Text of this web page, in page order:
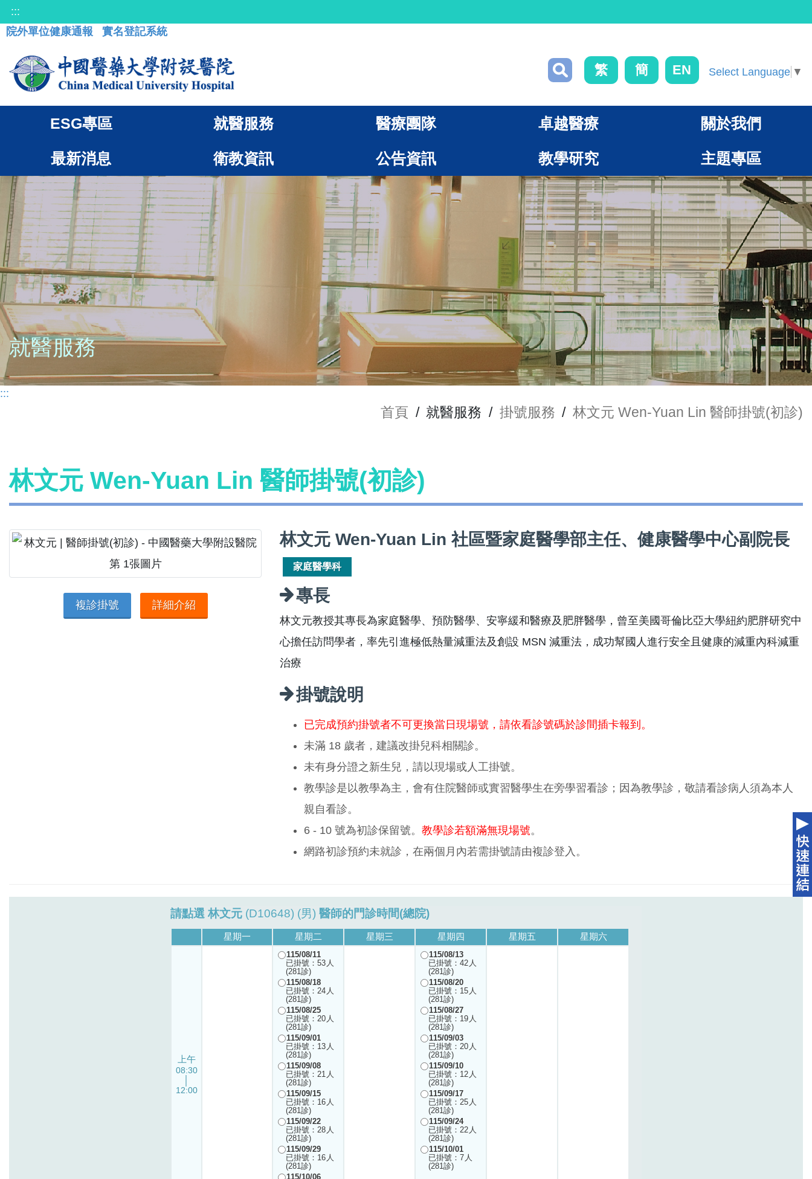
:::
院外單位健康通報
實名登記系統
繁 簡 EN Select Language ▼
ESG專區 就醫服務 醫療團隊 卓越醫療 關於我們
最新消息 衛教資訊 公告資訊 教學研究 主題專區
就醫服務
:::
首頁 / 就醫服務 / 掛號服務 / 林文元 Wen-Yuan Lin 醫師掛號(初診)
林文元 Wen-Yuan Lin 醫師掛號(初診)
複診掛號 詳細介紹
林文元 Wen-Yuan Lin 社區暨家庭醫學部主任、健康醫學中心副院長
家庭醫學科
專長
林文元教授其專長為家庭醫學、預防醫學、安寧緩和醫療及肥胖醫學，曾至美國哥倫比亞大學紐約肥胖研究中
心擔任訪問學者，率先引進極低熱量減重法及創設 MSN 減重法，成功幫國人進行安全且健康的減重內科減重
治療
掛號說明
已完成預約掛號者不可更換當日現場號，請依看診號碼於診間插卡報到。
未滿 18 歲者，建議改掛兒科相關診。
未有身分證之新生兒，請以現場或人工掛號。
教學診是以教學為主，會有住院醫師或實習醫學生在旁學習看診；因為教學診，敬請看診病人須為本人
親自看診。
6 - 10 號為初診保留號。 教學診若額滿無現場號。
網路初診預約未就診，在兩個月內若需掛號請由複診登入。